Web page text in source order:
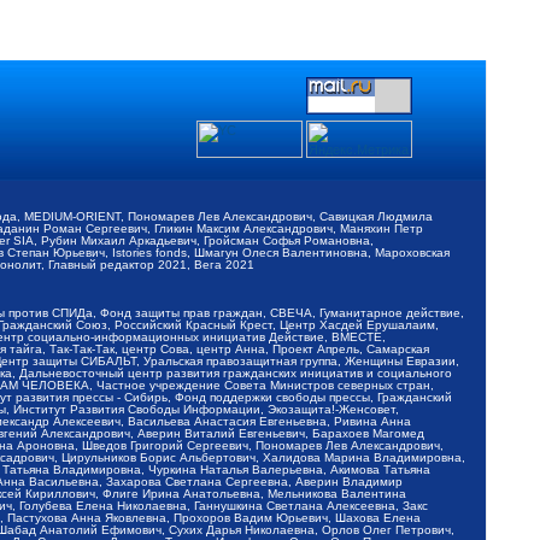
MEDIUM-ORIENT, Пономарев Лев Александрович, Савицкая Людмила
Роман Сергеевич, Гликин Максим Александрович, Маняхин Петр
Рубин Михаил Аркадьевич, Гройсман Софья Романовна,
Юрьевич, Istories fonds, Шмагун Олеся Валентиновна, Мароховская
Главный редактор 2021, Вега 2021
СПИДа, Фонд защиты прав граждан, СВЕЧА, Гуманитарное действие,
Союз, Российский Красный Крест, Центр Хасдей Ерушалаим,
социально-информационных инициатив Действие, ВМЕСТЕ,
Так-Так-Так, центр Сова, центр Анна, Проект Апрель, Самарская
защиты СИБАЛЬТ, Уральская правозащитная группа, Женщины Евразии,
Дальневосточный центр развития гражданских инициатив и социального
ЧЕЛОВЕКА, Частное учреждение Совета Министров северных стран,
прессы - Сибирь, Фонд поддержки свободы прессы, Гражданский
Институт Развития Свободы Информации, Экозащита!-Женсовет,
Алексеевич, Васильева Анастасия Евгеньевна, Ривина Анна
Александрович, Аверин Виталий Евгеньевич, Барахоев Магомед
Шведов Григорий Сергеевич, Пономарев Лев Александрович,
Цирульников Борис Альбертович, Халидова Марина Владимировна,
Владимировна, Чуркина Наталья Валерьевна, Акимова Татьяна
Васильевна, Захарова Светлана Сергеевна, Аверин Владимир
Кириллович, Флиге Ирина Анатольевна, Мельникова Валентина
Елена Николаевна, Ганнушкина Светлана Алексеевна, Закс
Анна Яковлевна, Прохоров Вадим Юрьевич, Шахова Елена
Анатолий Ефимович, Сухих Дарья Николаевна, Орлов Олег Петрович,